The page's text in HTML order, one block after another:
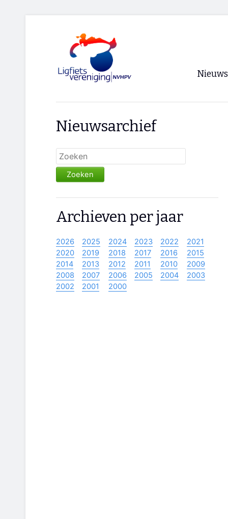
Nieuws
Nieuwsarchief
Zoeken
Archieven per jaar
2026 2025 2024 2023 2022
2021
2020
2019 2018 2017 2016
2015
2014
2013 2012 2011 2010
2009
2008
2007 2006 2005 2004
2003
2002
2001 2000